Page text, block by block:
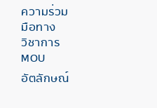
ความร่วม
มือทาง
วิชาการ
MOU
อัตลักษณ์